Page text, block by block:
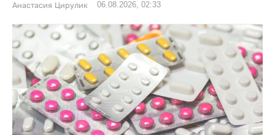
Анастасия Цирулик 06.08.2026, 02:33